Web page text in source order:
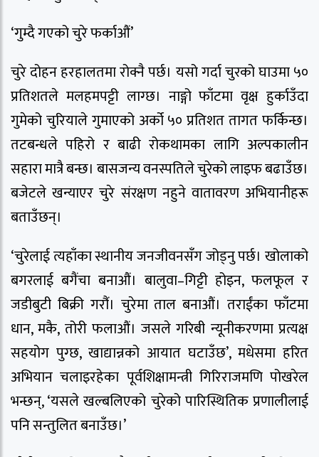
‘गुम्दै गएको चुरे फर्काऔं’
चुरे दोहन हरहालतमा रोक्नै पर्छ। यसो गर्दा चुरको घाउमा ५०
प्रतिशतले मलहमपट्टी लाग्छ। नाङ्गो फाँटमा वृक्ष हुर्काउँदा
गुमेको चुरियाले गुमाएको अर्को ५० प्रतिशत तागत फर्किन्छ।
तटबन्धले पहिरो र बाढी रोकथामका लागि अल्पकालीन
सहारा मात्रै बन्छ। बासजन्य वनस्पतिले चुरेको लाइफ बढाउँछ।
बजेटले खन्याएर चुरे संरक्षण नहुने वातावरण अभियानीहरू
बताउँछन्।
‘चुरेलाई त्यहाँका स्थानीय जनजीवनसँग जोड्नु पर्छ। खोलाको
बगरलाई बगैंचा बनाऔं। बालुवा–गिट्टी होइन, फलफूल र
जडीबुटी बिक्री गरौंं। चुरेमा ताल बनाऔं। तराईंका फाँटमा
धान, मकै, तोरी फलाऔं। जसले गरिबी न्यूनीकरणमा प्रत्यक्ष
सहयोग पुग्छ, खाद्यान्नको आयात घटाउँछ’, मधेसमा हरित
अभियान चलाइरहेका पूर्वशिक्षामन्त्री गिरिराजमणि पोखरेल
भन्छन्, ‘यसले खल्बलिएको चुरेको पारिस्थितिक प्रणालीलाई
पनि सन्तुलित बनाउँछ।’